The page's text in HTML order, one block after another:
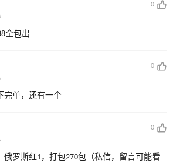
0
全包出
0
完单，还有一个
0
俄罗斯红1，打包270包（私信，留言可能看